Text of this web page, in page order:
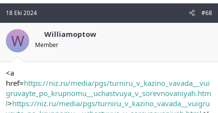
18 Eki 2024 #68
W Williamoptow
Member
<a
href=https://niz.ru/media/pgs/turniru_v_kazino_vavada__vui
gruvayte_po_krupnomu__uchastvuya_v_sorevnovaniyah.htm
l>https://niz.ru/media/pgs/turniru_v_kazino_vavada__vuigru